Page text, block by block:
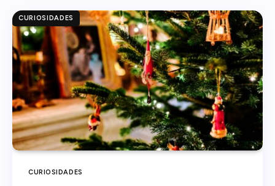
CURIOSIDADES
CURIOSIDADES